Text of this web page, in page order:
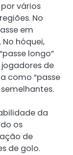
vários
No
em
No hóquei,
longo”
de
como “passe
da
os
de
de golo.